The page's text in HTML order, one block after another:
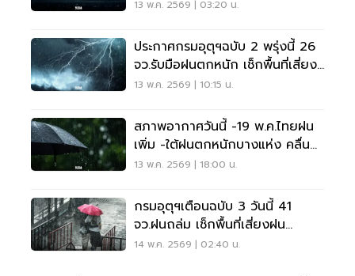
13 พ.ค. 2569 | 03:20 น.
ประกาศกรมอุตุฯฉบับ 2 พรุ่งนี้ 26
จว.รับมือฝนตกหนัก เช็กพื้นที่เสี่ยง
ด่วน!
13 พ.ค. 2569 | 10:15 น.
สภาพอากาศวันนี้ -19 พ.ค.ไทยฝน
เพิ่ม -ใต้ฝนตกหนักบางแห่ง คลื่น
สูง 2-3 เมตร
13 พ.ค. 2569 | 18:00 น.
กรมอุตุฯเตือนฉบับ 3 วันนี้ 41
จว.ฝนถล่ม เช็กพื้นที่เสี่ยงฝน
ตกหนักที่นี่
14 พ.ค. 2569 | 02:40 น.